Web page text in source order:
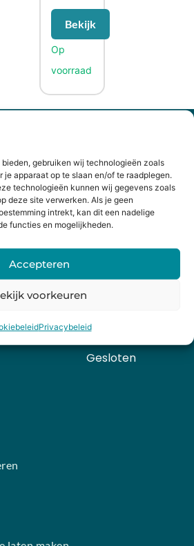
gebruiken wij technologieën zoals
je apparaat op te slaan en/of te raadplegen.
technologieën kunnen wij gegevens zoals
deze site verwerken. Als je geen
intrekt, kan dit een nadelige
functies en mogelijkheden.
Accepteren
voorkeuren
Privacybeleid
Bekijk
11:00 - 18:00
09:00 - 17:00
Gesloten ​ ​ ​ ​ ​ ​ ​